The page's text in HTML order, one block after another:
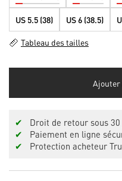
US 5.5 (38) US 6 (38.5)
Tableau des tailles
Ajouter
✔
Droit de retour sous
✔
Paiement en ligne
✔
Protection acheteur